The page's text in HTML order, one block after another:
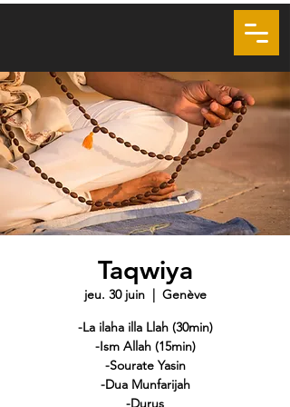
Taqwiya
jeu. 30 juin
  |
Genève
-La ilaha illa Llah (30min)
-Ism Allah (15min)
-Sourate Yasin
-Dua Munfarijah
-Durus